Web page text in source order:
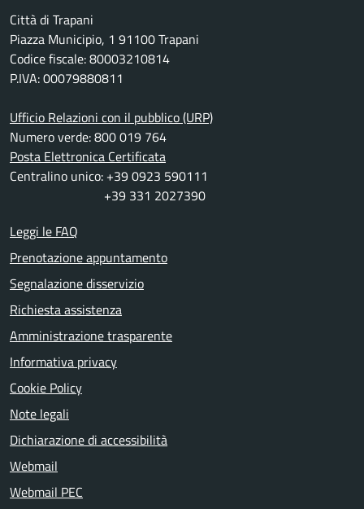
Città di Trapani
Piazza Municipio, 1 91100 Trapani
Codice fiscale: 80003210814
P.IVA: 00079880811
Ufficio Relazioni con il pubblico (URP)
Numero verde: 800 019 764
Posta Elettronica Certificata
Centralino unico: +39 0923 590111
+39 331 2027390
Leggi le FAQ
Prenotazione appuntamento
Segnalazione disservizio
Richiesta assistenza
Amministrazione trasparente
Informativa privacy
Cookie Policy
Note legali
Dichiarazione di accessibilità
Webmail
Webmail PEC